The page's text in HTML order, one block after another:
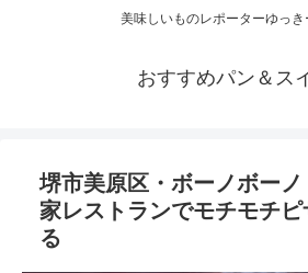
美味しいものレポーターゆっき
おすすめパン＆ス
堺市美原区・ボーノボー
家レストランでモチモチ
る